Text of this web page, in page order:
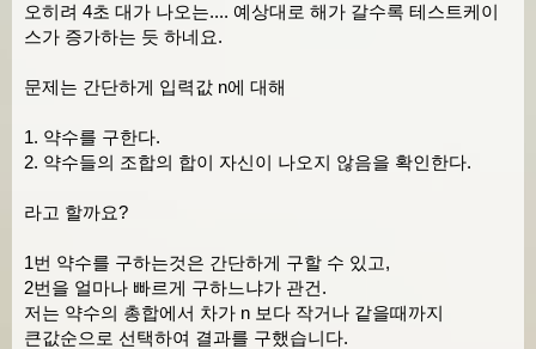
오히려 4초 대가 나오는.... 예상대로 해가 갈수록 테스트케이
스가 증가하는 듯 하네요.
문제는 간단하게 입력값 n에 대해
1. 약수를 구한다.
2. 약수들의 조합의 합이 자신이 나오지 않음을 확인한다.
라고 할까요?
1번 약수를 구하는것은 간단하게 구할 수 있고,
2번을 얼마나 빠르게 구하느냐가 관건.
저는 약수의 총합에서 차가 n 보다 작거나 같을때까지
큰값순으로 선택하여 결과를 구했습니다.